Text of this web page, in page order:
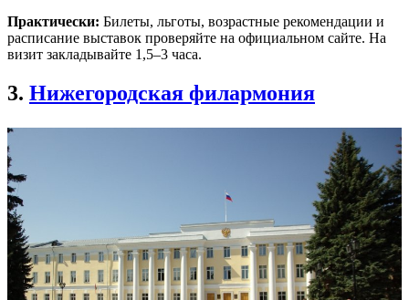
Практически: Билеты, льготы, возрастные рекомендации и
расписание выставок проверяйте на официальном сайте. На
визит закладывайте 1,5–3 часа.
3. Нижегородская филармония